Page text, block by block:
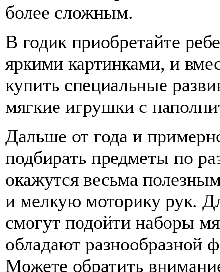
более сложным.
В годик приобретайте
яркими картинками, и
купить специальные
мягкие игрушки с
Дальше от года и
подбирать предметы по
окажутся весьма
и мелкую моторику рук.
смогут подойти наборы
обладают разнообразной
Можете обратить